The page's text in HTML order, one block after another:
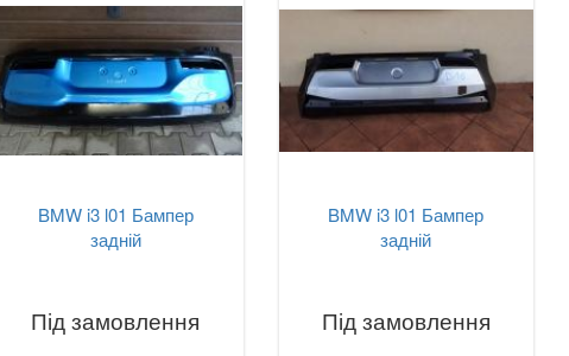
BMW i3 l01 Бампер
задній
Під замовлення
BMW i3 l01 Бампер
задній
Під замовлення